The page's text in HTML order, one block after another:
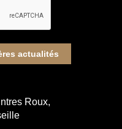
actualités
Roux,